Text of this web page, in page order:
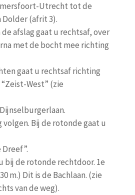
Utrecht tot de
(afrit 3).
de afslag gaat u rechtsaf, over
met de bocht mee richting
gaat u rechtsaf richting
West” (zie
volgen. Bij de rotonde gaat u
bij de rotonde rechtdoor. 1e
m.) Dit is de Bachlaan. (zie
van de weg).